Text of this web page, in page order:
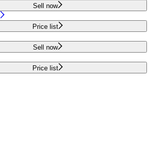
Sell now
Price list
Sell now
Price list